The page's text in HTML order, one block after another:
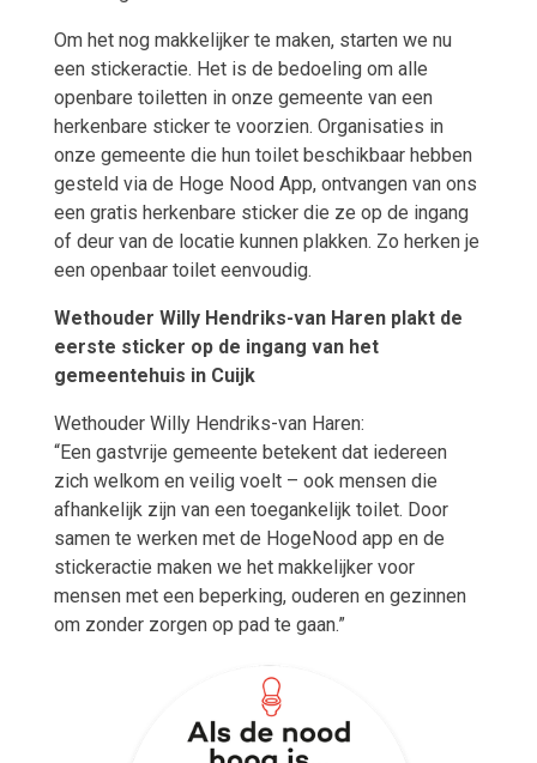
Om het nog makkelijker te maken, starten we nu
een stickeractie. Het is de bedoeling om alle
openbare toiletten in onze gemeente van een
herkenbare sticker te voorzien. Organisaties in
onze gemeente die hun toilet beschikbaar hebben
gesteld via de Hoge Nood App, ontvangen van ons
een gratis herkenbare sticker die ze op de ingang
of deur van de locatie kunnen plakken. Zo herken je
een openbaar toilet eenvoudig.
Wethouder Willy Hendriks-van Haren plakt de
eerste sticker op de ingang van het
gemeentehuis in Cuijk
Wethouder Willy Hendriks-van Haren:
“Een gastvrije gemeente betekent dat iedereen
zich welkom en veilig voelt – ook mensen die
afhankelijk zijn van een toegankelijk toilet. Door
samen te werken met de HogeNood app en de
stickeractie maken we het makkelijker voor
mensen met een beperking, ouderen en gezinnen
om zonder zorgen op pad te gaan.”